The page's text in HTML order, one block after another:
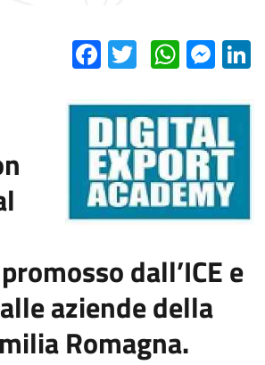
Facebook
Twitter
dall’ICE e
aziende della
Romagna.